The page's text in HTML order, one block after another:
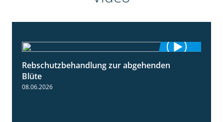
3:06
Rebschutzbehandlung zur abgehenden
Blüte
08.06.2026